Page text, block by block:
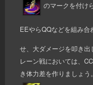
のマークを付け
EEやらQQなどを組み合
せ、大ダメージを叩き出
レーン戦においては、
き体力差を作りましょう。